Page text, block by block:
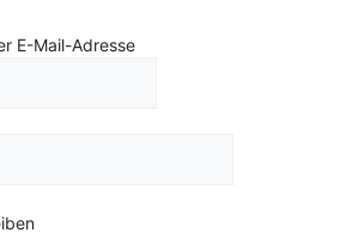
E-Mail-Adresse